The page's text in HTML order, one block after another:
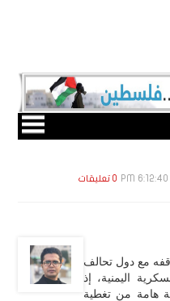
0 تعليقات
مع دول تحالف
اليمنية، إذ
هامة من تغطية